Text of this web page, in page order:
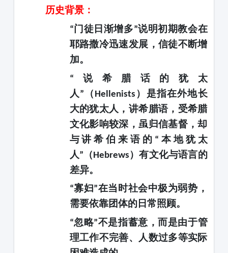
历史背景：
“门徒日渐增多”说明初期教会在
耶路撒冷迅速发展，信徒不断增
加。
“ 说希腊话的犹太
人 ” （ Hellenists ）是指在外地长
大的犹太人，讲希腊语，受希腊
文化影响较深，虽归信基督，却
与讲希伯来语的 “ 本地犹太
人 ” （ Hebrews ）有文化与语言的
差异。
“寡妇”在当时社会中极为弱势，
需要依靠团体的日常照顾。
“忽略”不是指蓄意，而是由于管
理工作不完善、人数过多等实际